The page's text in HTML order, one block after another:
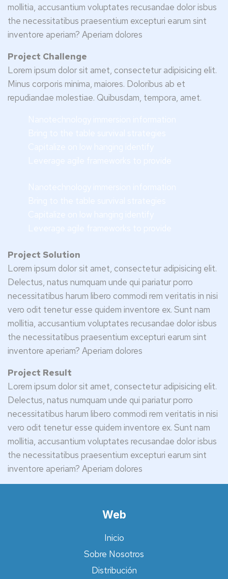
mollitia, accusantium voluptates recusandae dolor isbus
the necessitatibus praesentium excepturi earum sint
inventore aperiam? Aperiam dolores
Project Challenge
Lorem ipsum dolor sit amet, consectetur adipisicing elit.
Minus corporis minima, maiores. Doloribus ab et
repudiandae molestiae. Quibusdam, tempora, amet.
Project Solution
Lorem ipsum dolor sit amet, consectetur adipisicing elit.
Delectus, natus numquam unde qui pariatur porro
necessitatibus harum libero commodi rem veritatis in nisi
vero odit tenetur esse quidem inventore ex. Sunt nam
mollitia, accusantium voluptates recusandae dolor isbus
the necessitatibus praesentium excepturi earum sint
inventore aperiam? Aperiam dolores
Project Result
Lorem ipsum dolor sit amet, consectetur adipisicing elit.
Delectus, natus numquam unde qui pariatur porro
necessitatibus harum libero commodi rem veritatis in nisi
vero odit tenetur esse quidem inventore ex. Sunt nam
mollitia, accusantium voluptates recusandae dolor isbus
the necessitatibus praesentium excepturi earum sint
inventore aperiam? Aperiam dolores
Web
Inicio
Sobre Nosotros
Distribución